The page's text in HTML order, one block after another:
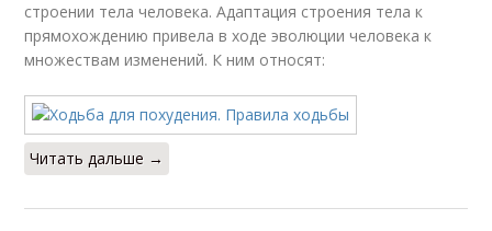
строении тела человека. Адаптация строения тела к
прямохождению привела в ходе эволюции человека к
множествам изменений. К ним относят:
Читать дальше →